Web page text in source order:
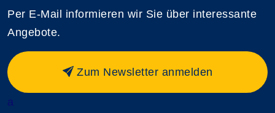
Per E-Mail informieren wir Sie über interessante
Angebote.
Zum Newsletter anmelden
a